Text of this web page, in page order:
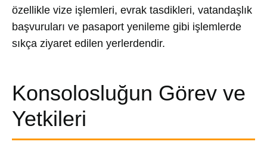
özellikle vize işlemleri, evrak tasdikleri, vatandaşlık
başvuruları ve pasaport yenileme gibi işlemlerde
sıkça ziyaret edilen yerlerdendir.
Konsolosluğun Görev ve
Yetkileri